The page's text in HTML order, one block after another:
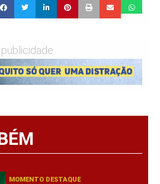
publicidade
MOMENTO DESTAQUE